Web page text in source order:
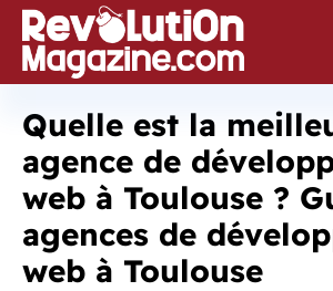
Aller
au
contenu
Quelle est la
agence de
web à Toulouse ?
agences de
web à Toulouse